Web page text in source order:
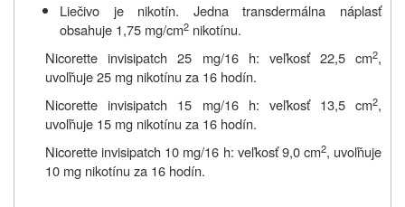
Liečivo je nikotín. Jedna transdermálna náplasť
obsahuje 1,75 mg/cm2 nikotínu.
Nicorette invisipatch 25 mg/16 h: veľkosť 22,5 cm2,
uvoľňuje 25 mg nikotínu za 16 hodín.
Nicorette invisipatch 15 mg/16 h: veľkosť 13,5 cm2,
uvoľňuje 15 mg nikotínu za 16 hodín.
Nicorette invisipatch 10 mg/16 h: veľkosť 9,0 cm2, uvoľňuje
10 mg nikotínu za 16 hodín.